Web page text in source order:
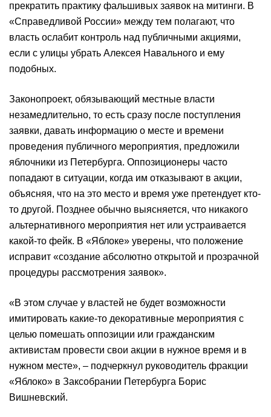
прекратить практику фальшивых заявок на митинги. В
«Справедливой России» между тем полагают, что
власть ослабит контроль над публичными акциями,
если с улицы убрать Алексея Навального и ему
подобных.
Законопроект, обязывающий местные власти
незамедлительно, то есть сразу после поступления
заявки, давать информацию о месте и времени
проведения публичного мероприятия, предложили
яблочники из Петербурга. Оппозиционеры часто
попадают в ситуации, когда им отказывают в акции,
объясняя, что на это место и время уже претендует кто-
то другой. Позднее обычно выясняется, что никакого
альтернативного мероприятия нет или устраивается
какой-то фейк. В «Яблоке» уверены, что положение
исправит «создание абсолютно открытой и прозрачной
процедуры рассмотрения заявок».
«В этом случае у властей не будет возможности
имитировать какие-то декоративные мероприятия с
целью помешать оппозиции или гражданским
активистам провести свои акции в нужное время и в
нужном месте», – подчеркнул руководитель фракции
«Яблоко» в Заксобрании Петербурга Борис
Вишневский.